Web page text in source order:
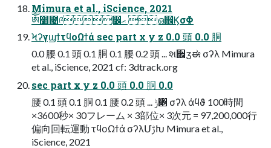
Mimura et al., iScience, 2021
ༀ෺౤༩෼ޙ ഒ଎ϏσΦ
ϞʔγϣϯτϥοΩϯά sec part x y z 0.0 頭 0.0 胴
0.0 腰 0.1 頭 0.1 胴 0.1 腰 0.2 頭 ... શ਎ӡಈ σʔλ Mimura
et al., iScience, 2021 cf: 3dtrack.org
sec part x y z 0.0 頭 0.0 胴 0.0
腰 0.1 頭 0.1 胴 0.1 腰 0.2 頭 ... ݱ৅ σʔλ άϥϑ 100時間
×3600秒× 30フレーム × 3部位× 3次元 = 97,200,000⾏
偏向回転運動 τϥοΩϯά σʔλՄࢹԽ Mimura et al.,
iScience, 2021